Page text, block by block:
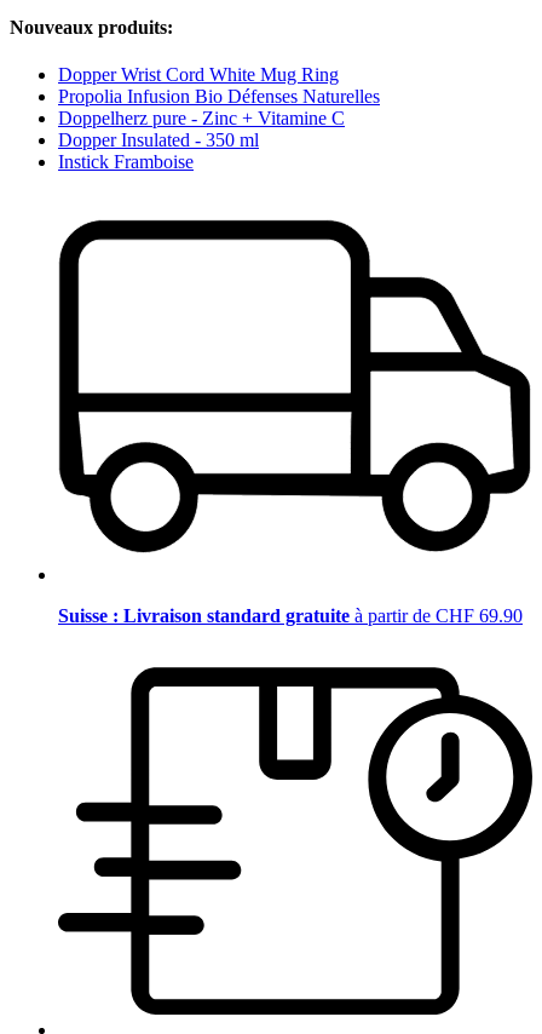
Nouveaux produits:
Dopper Wrist Cord White Mug Ring
Propolia Infusion Bio Défenses Naturelles
Doppelherz pure - Zinc + Vitamine C
Dopper Insulated - 350 ml
Instick Framboise
Suisse : Livraison standard gratuite à partir de CHF 69.90